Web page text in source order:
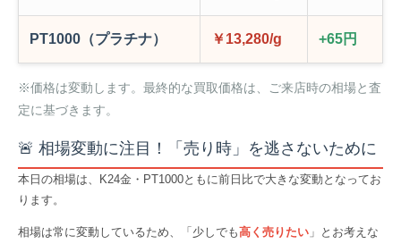
PT1000（プラチナ） ￥13,280/g +65円
※価格は変動します。最終的な買取価格は、ご来店時の相場と査
定に基づきます。
🚨 相場変動に注目！「売り時」を逃さないために
本日の相場は、K24金・PT1000ともに前日比で大きな変動となってお
ります。
相場は常に変動しているため、「少しでも高く売りたい 」とお考えな